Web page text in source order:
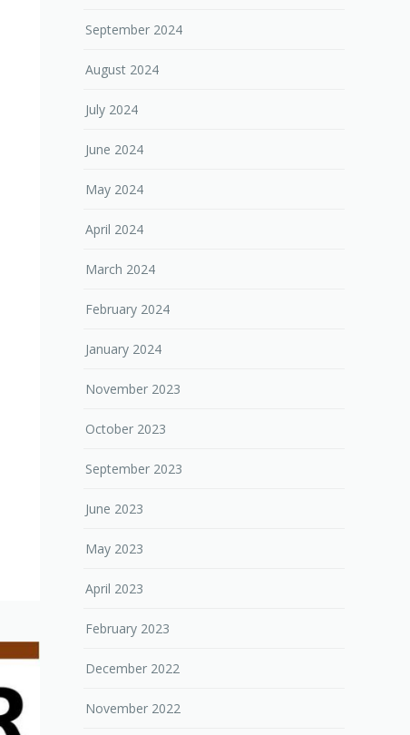
September 2024
August 2024
July 2024
June 2024
May 2024
April 2024
March 2024
February 2024
January 2024
November 2023
October 2023
September 2023
June 2023
May 2023
April 2023
February 2023
December 2022
November 2022